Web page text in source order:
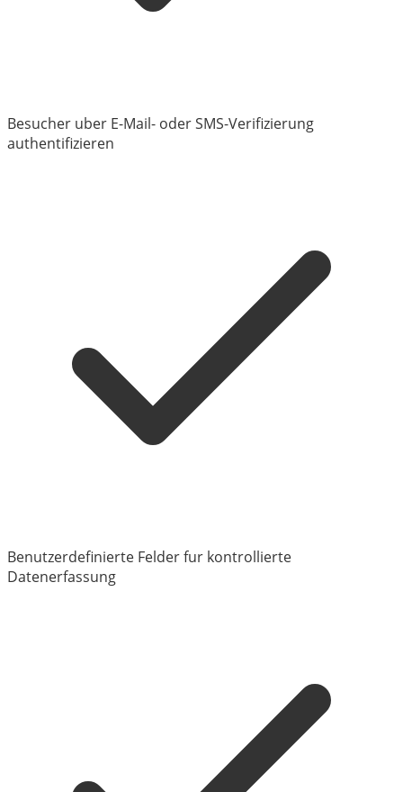
Besucher uber E-Mail- oder SMS-Verifizierung
authentifizieren
Benutzerdefinierte Felder fur kontrollierte
Datenerfassung